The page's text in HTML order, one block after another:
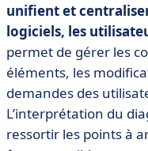
unifient et
logiciels, les
permet de gérer les
éléments, les
demandes des
L’interprétation du
ressortir les points à